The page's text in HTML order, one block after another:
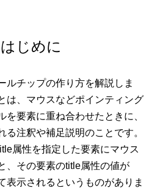
はじめに
ルチップの作り方を解説しま
は、マウスなどポインティング
を要素に重ね合わせたときに、
る注釈や補足説明のことです。
属性を指定した要素にマウス
、その要素のtitle属性の値が
表示されるというものがありま